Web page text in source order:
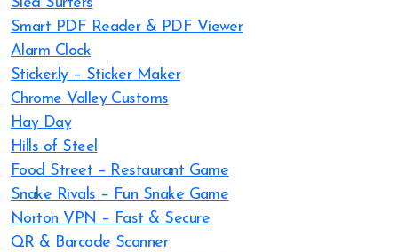
Smart PDF Reader & PDF Viewer
Alarm Clock
Sticker.ly – Sticker Maker
Chrome Valley Customs
Hay Day
Hills of Steel
Food Street – Restaurant Game
Snake Rivals – Fun Snake Game
Norton VPN – Fast & Secure
QR & Barcode Scanner